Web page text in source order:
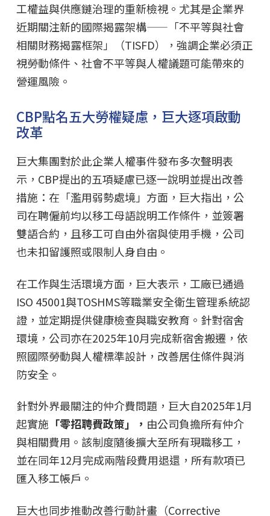
工權益與供應鏈治理的重新檢視。尤其是企業界
近期關注新的國際揭露架構——「不平等與社會
相關財務揭露框架」（TISFD），強調企業必須正
視勞動條件、社會不平等與人權議題可能帶來的
營運風險。
CBP點名五大勞權疑慮，巨大逐項啟動
改革
巨大集團對於此企業人權事件發布多次聲明表
示，CBP提出的五項疑慮已逐一說明並提出改善
措施：在「濫用弱勢處境」方面，巨大指出，公
司在聘僱前均以移工母語說明工作條件，並簽署
雙語合約，且移工可自由外宿與使用手機，公司
也未扣留護照或限制人身自由。
在工作與生活環境方面，巨大表示，工廠已通過
ISO 45001與TOSHMS等職業安全衛生管理系統認
證，並定期提供健康檢查與職安教育。針對宿舍
環境，公司亦在2025年10月完成新宿舍搬遷，依
照國際勞動與人權標準設計，改善居住條件與消
防安全。
針對外界最關注的仲介費問題，巨大自2025年1月
起實施 「零招聘費政策」， 由公司負擔所有仲介
與相關費用。該制度隨後擴大至所有現職移工，
並在同年12月完成兩階段費用退還，所有款項已
匯入移工帳戶。
巨大也同步推動改善行動計畫（Corrective